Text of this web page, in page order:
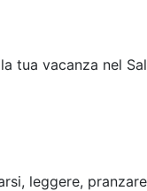
tua vacanza nel
leggere,